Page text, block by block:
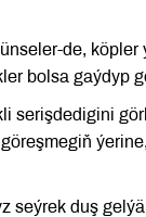
de,
bolsa gaýdyp
serişdedigini
seýrek duş